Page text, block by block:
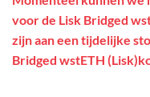
voor de Lisk Bridged
zijn aan een tijdelijke
Bridged wstETH